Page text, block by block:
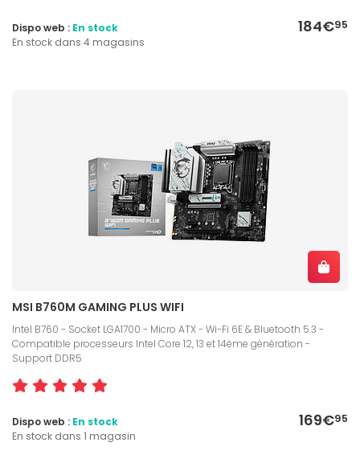
184€95
Dispo web : En stock
En stock dans 4 magasins
MSI B760M GAMING PLUS WIFI
Intel B760 - Socket LGA1700 - Micro ATX - Wi-Fi 6E & Bluetooth 5.3 -
Compatible processeurs Intel Core 12, 13 et 14ème génération -
Support DDR5
169€95
Dispo web : En stock
En stock dans 1 magasin